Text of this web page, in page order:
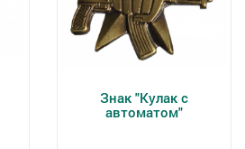
Знак "Кулак с
автоматом"